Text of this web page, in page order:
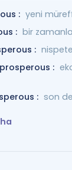
: yeni
: bir
:
:
: son